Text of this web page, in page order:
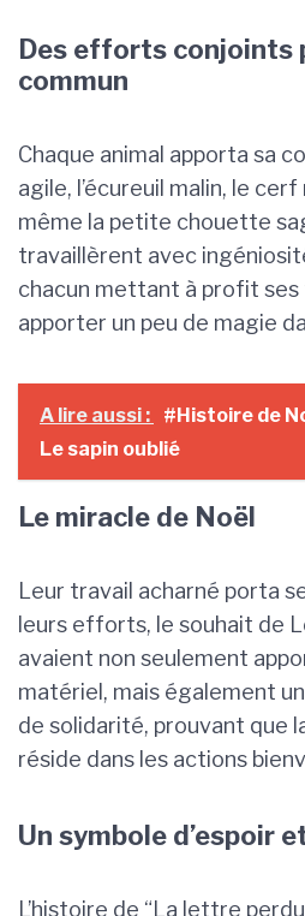
Des efforts conjoints
commun
Chaque animal apporta sa
agile, l’écureuil malin, le
même la petite chouette
travaillèrent avec
chacun mettant à profit ses
apporter un peu de magie
A lire aussi :
#Histoire de
Le sapin oublié
Le miracle de Noël
Leur travail acharné porta
leurs efforts, le souhait de
avaient non seulement
matériel, mais également
de solidarité, prouvant que
réside dans les actions
Un symbole d’espoir
L’histoire de “La lettre